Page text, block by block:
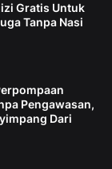
Gratis Untuk
Tanpa Nasi
Pengawasan,
Dari